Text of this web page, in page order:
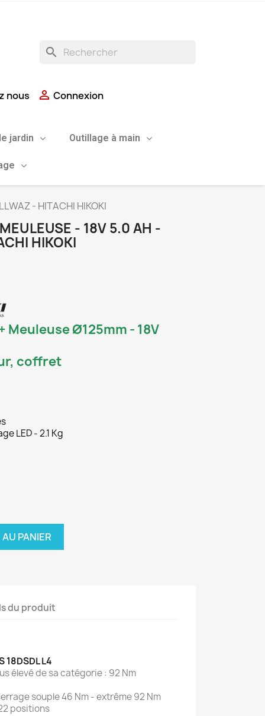
search
nous  Connexion
jardin Outillage à main
- HITACHI HIKOKI
- 18V 5.0 AH -
HIKOKI
Meuleuse Ø125mm - 18V
coffret
LED - 2.1 Kg
PANIER
du produit
L4
élevé de sa catégorie : 92 Nm
souple 46 Nm - extrême 92 Nm
positions